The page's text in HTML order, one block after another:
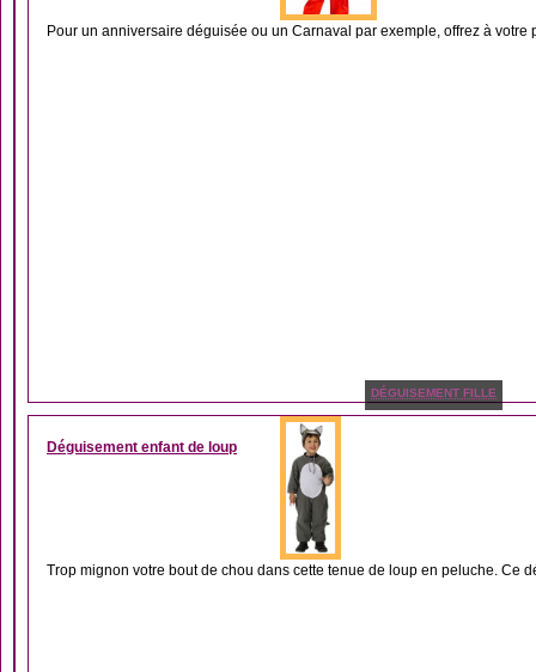
Pour un anniversaire déguisée ou un Carnaval par exemple, offrez à votre
DÉGUISEMENT FILLE
Déguisement enfant de loup
Trop mignon votre bout de chou dans cette tenue de loup en peluche. Ce